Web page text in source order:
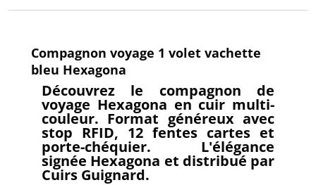
Compagnon voyage 1 volet vachette
bleu Hexagona
Découvrez le compagnon de
voyage Hexagona en cuir multi-
couleur. Format généreux avec
stop RFID, 12 fentes cartes et
porte-chéquier. L'élégance
signée Hexagona et distribué par
Cuirs Guignard.